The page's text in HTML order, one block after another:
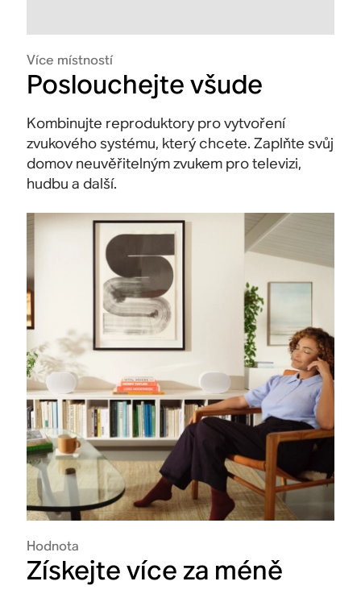
Více místností
Poslouchejte všude
Kombinujte reproduktory pro vytvoření
zvukového systému, který chcete. Zaplňte svůj
domov neuvěřitelným zvukem pro televizi,
hudbu a další.
Hodnota
Získejte více za méně